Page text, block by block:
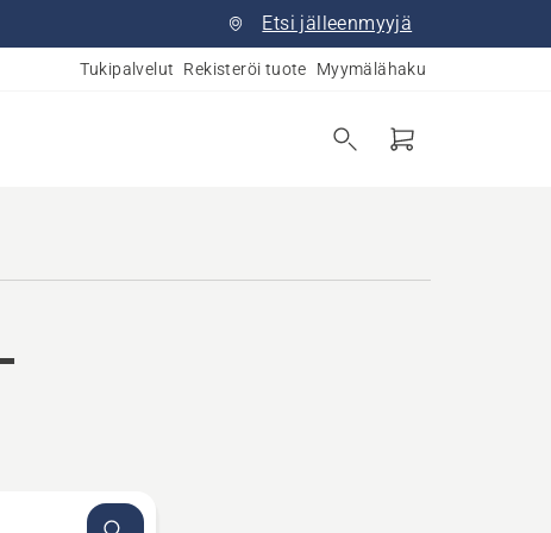
Etsi jälleenmyyjä
Tukipalvelut Rekisteröi tuote Myymälähaku